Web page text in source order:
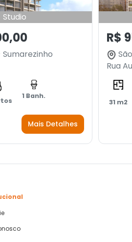
Studio
Sumarezinho
1 Banh.
Mais Detalhes
R$
Rua
31 m2